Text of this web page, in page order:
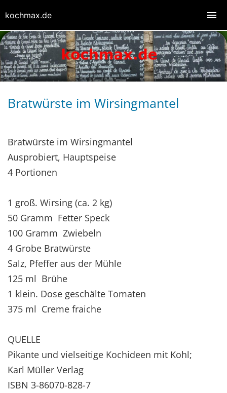
Bratwürste im Wirsingmantel
Bratwürste im Wirsingmantel
Ausprobiert, Hauptspeise
4 Portionen
1 groß. Wirsing (ca. 2 kg)
50 Gramm Fetter Speck
100 Gramm Zwiebeln
4 Grobe Bratwürste
Salz, Pfeffer aus der Mühle
125 ml Brühe
1 klein. Dose geschälte Tomaten
375 ml Creme fraiche
QUELLE
Pikante und vielseitige Kochideen mit Kohl;
Karl Müller Verlag
ISBN 3-86070-828-7
kochmax.de